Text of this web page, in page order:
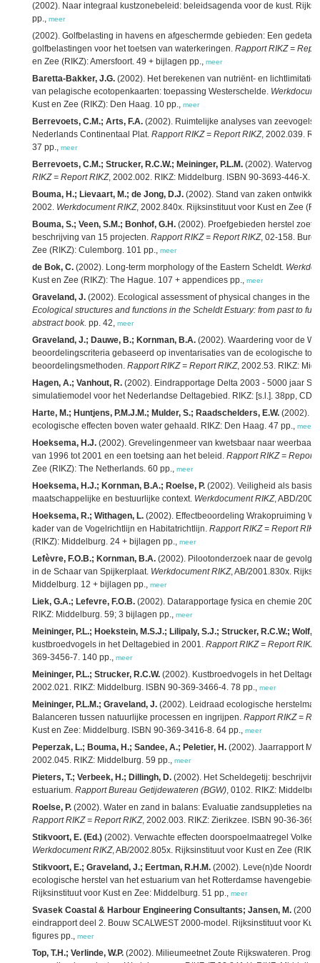
(2002). Naar integraal kustzonebeleid: beleidsagenda voor de kust.
pp., meer
(2002). Golfbelasting in havens en afgeschermde gebieden: Een
golfbelastingen voor het toetsen van waterkeringen. Rapport RIKZ =
en Zee (RIKZ): Amersfoort. 49 + bijlagen pp., meer
Baretta-Bakker, J.G. (2002). Het berekenen van nutriënt- en
van pelagische ecotopenkaarten: toepassing Westerschelde.
Kust en Zee (RIKZ): Den Haag. 10 pp., meer
Berrevoets, C.M.; Arts, F.A. (2002). Ruimtelijke analyses van zeevogels:
Nederlands Continentaal Plat. Rapport RIKZ = Report RIKZ, 2002.039.
37 pp., meer
Berrevoets, C.M.; Strucker, R.C.W.; Meininger, P.L.M. (2002).
RIKZ = Report RIKZ, 2002.002. RIKZ: Middelburg. ISBN 90-3693-446-X.
Bouma, H.; Lievaart, M.; de Jong, D.J. (2002). Stand van zaken
2002. Werkdocument RIKZ, 2002.840x. Rijksinstituut voor Kust en Zee
Bouma, S.; Veen, S.M.; Bonhof, G.H. (2002). Proefgebieden herstel
beschrijving van 15 projecten. Rapport RIKZ = Report RIKZ, 02-158.
Zee (RIKZ): Culemborg. 101 pp., meer
de Bok, C. (2002). Long-term morphology of the Eastern Scheldt.
Kust en Zee (RIKZ): The Hague. 107 + appendices pp., meer
Graveland, J. (2002). Ecological assessment of physical changes in the
Ecological structures and functions in the Scheldt Estuary: from past to
abstract book. pp. 42, meer
Graveland, J.; Dauwe, B.; Kornman, B.A. (2002). Waardering voor de
beoordelingscriteria gebaseerd op inventarisaties van de ecologische
beoordelingsmethoden. Rapport RIKZ = Report RIKZ, 2002.53. RIKZ:
Hagen, A.; Vanhout, R. (2002). Eindrapportage Delta 2003 - 5000 jaar
simulatiemodel voor het Nederlandse Deltagebied. RIKZ: [s.l.]. 38pp, CD
Harte, M.; Huntjens, P.M.J.M.; Mulder, S.; Raadschelders, E.W. (2002).
ecologische effecten boven water gehaald. RIKZ: Den Haag. 47 pp., meer
Hoeksema, H.J. (2002). Grevelingenmeer van kwetsbaar naar
van 1996 tot 2001 en een toetsing aan het beleid. Rapport RIKZ = Report
Zee (RIKZ): The Netherlands. 60 pp., meer
Hoeksema, H.J.; Kornman, B.A.; Roelse, P. (2002). Veiligheid als basis
maatschappelijke en bestuurlijke context. Werkdocument RIKZ, ABD/
Hoeksema, R.; Withagen, L. (2002). Effectbeoordeling Wrakopruiming
kader van de Vogelrichtlijn en Habitatrichtlijn. Rapport RIKZ = Report RIKZ
(RIKZ): Middelburg. 24 + bijlagen pp., meer
Lefèvre, F.O.B.; Kornman, B.A. (2002). Pilootonderzoek naar de
in de Schaar van Spijkerplaat. Werkdocument RIKZ, AB/2001.830x.
Middelburg. 12 + bijlagen pp., meer
Liek, G.A.; Lefevre, F.O.B. (2002). Datarapportage fysica en chemie
RIKZ: Middelburg. 59; 3 bijlagen pp., meer
Meininger, P.L.; Hoekstein, M.S.J.; Lilipaly, S.J.; Strucker, R.C.W.; Wolf,
kustbroedvogels in het Deltagebied in 2001. Rapport RIKZ = Report RIKZ
369-3456-7. 140 pp., meer
Meininger, P.L.; Strucker, R.C.W. (2002). Kustbroedvogels in het
2002.021. RIKZ: Middelburg. ISBN 90-369-3466-4. 78 pp., meer
Meininger, P.L.M.; Graveland, J. (2002). Leidraad ecologische
Balanceren tussen natuurlijke processen en ingrijpen. Rapport RIKZ =
Kust en Zee: Middelburg. ISBN 90-369-3416-8. 64 pp., meer
Peperzak, L.; Bouma, H.; Sandee, A.; Peletier, H. (2002). Jaarrapport
2002.045. RIKZ: Middelburg. 59 pp., meer
Pieters, T.; Verbeek, H.; Dillingh, D. (2002). Het Scheldegetij:
estuarium. Rapport Bureau Getijdewateren (BGW), 0102. RIKZ:
Roelse, P. (2002). Water en zand in balans: Evaluatie zandsuppleties na
Rapport RIKZ = Report RIKZ, 2002.003. RIKZ: Zierikzee. ISBN 90-36-
Stikvoort, E. (Ed.) (2002). Verwachte effecten doorspoelmaatregel
Werkdocument RIKZ, AB/2002.805x. Rijksinstituut voor Kust en Zee
Stikvoort, E.; Graveland, J.; Eertman, R.H.M. (2002). Leve(n)de
ecologische herstel van het estuarium van het Rotterdamse havengebied.
Rijksinstituut voor Kust en Zee: Middelburg. 51 pp., meer
Svasek Coastal & Harbour Engineering Consultants; Jansen, M.
eindrapport deel 2. Bouw SCALWEST 2000-model. Rijksinstituut voor
figures pp., meer
Top, T.H.; Verlinde, W.P. (2002). Milieumeetnet Zoute Rijkswateren.